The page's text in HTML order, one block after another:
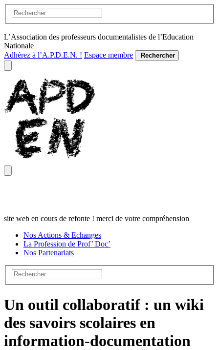
L’Association des professeurs documentalistes de l’Education
Nationale
Adhérez à l’A.P.D.E.N. ! Espace membre Rechercher
site web en cours de refonte ! merci de votre compréhension
Nos Actions & Echanges
La Profession de Prof’ Doc’
Nos Partenariats
Un outil collaboratif : un wiki
des savoirs scolaires en
information-documentation